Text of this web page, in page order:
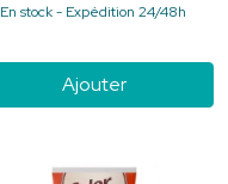
En stock - Expédition 24/48h
Ajouter